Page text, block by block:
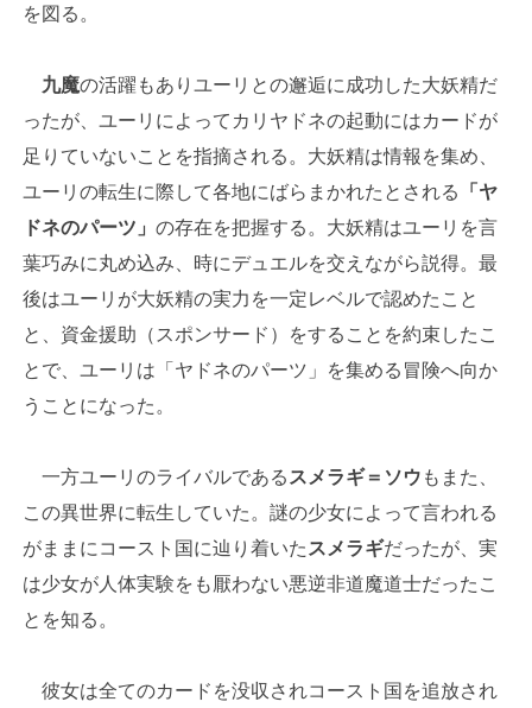
を図る。
九魔の活躍もありユーリとの邂逅に成功した大妖精だ
ったが、ユーリによってカリヤドネの起動にはカードが
足りていないことを指摘される。大妖精は情報を集め、
ユーリの転生に際して各地にばらまかれたとされる 「ヤ
ドネのパーツ」 の存在を把握する。大妖精はユーリを言
葉巧みに丸め込み、時にデュエルを交えながら説得。最
後はユーリが大妖精の実力を一定レベルで認めたこと
と、資金援助（スポンサード）をすることを約束したこ
とで、ユーリは「ヤドネのパーツ」を集める冒険へ向か
うことになった。
一方ユーリのライバルであるスメラギ＝ソウ もまた、
この異世界に転生していた。謎の少女によって言われる
がままにコースト国に辿り着いたスメラギだったが、実
は少女が人体実験をも厭わない悪逆非道魔道士だったこ
とを知る。
彼女は全てのカードを没収されコースト国を追放され